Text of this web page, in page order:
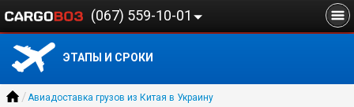
(067) 559-10-01
Главная
О компании
ЭТАПЫ И СРОКИ
/Авиадоставка грузов из Китая в Украину